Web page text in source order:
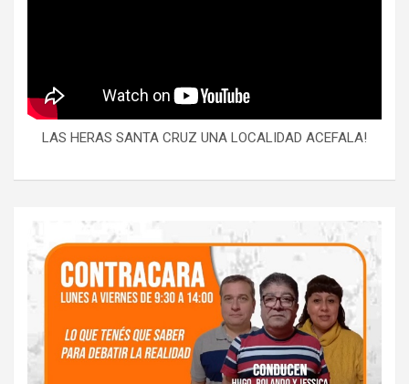
LAS HERAS SANTA CRUZ UNA LOCALIDAD ACEFALA!